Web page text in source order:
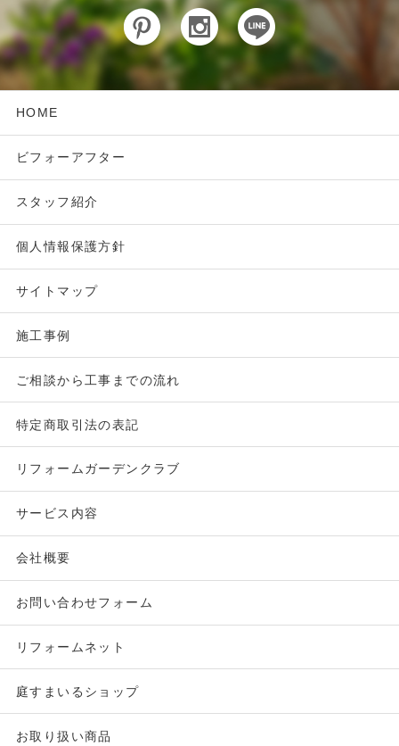
HOME
ビフォーアフター
スタッフ紹介
個人情報保護方針
サイトマップ
施工事例
ご相談から工事までの流れ
特定商取引法の表記
リフォームガーデンクラブ
サービス内容
会社概要
お問い合わせフォーム
リフォームネット
庭すまいるショップ
お取り扱い商品